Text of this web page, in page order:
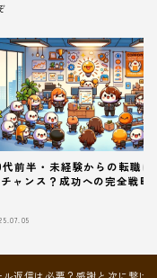
前半・未経験からの転職は
チャンス？成功への完全戦略